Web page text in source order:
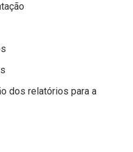
dos relatórios para a